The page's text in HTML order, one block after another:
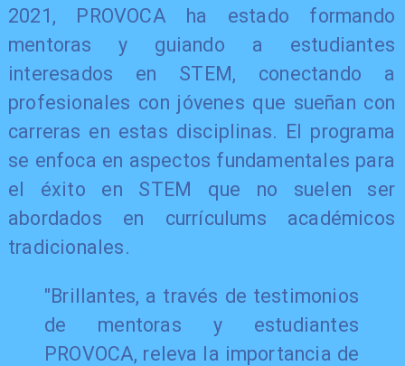
2021, PROVOCA ha estado formando
mentoras y guiando a estudiantes
interesados en STEM, conectando a
profesionales con jóvenes que sueñan con
carreras en estas disciplinas. El programa
se enfoca en aspectos fundamentales para
el éxito en STEM que no suelen ser
abordados en currículums académicos
tradicionales.
"Brillantes, a través de testimonios
de mentoras y estudiantes
PROVOCA, releva la importancia de